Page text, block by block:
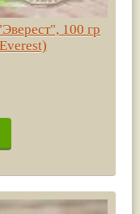
100 гр